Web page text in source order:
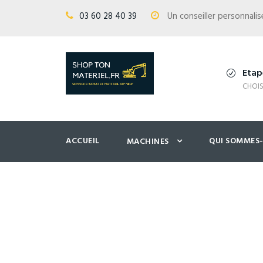
03 60 28 40 39 Un conseiller
ACCUEIL MACHINES QUI